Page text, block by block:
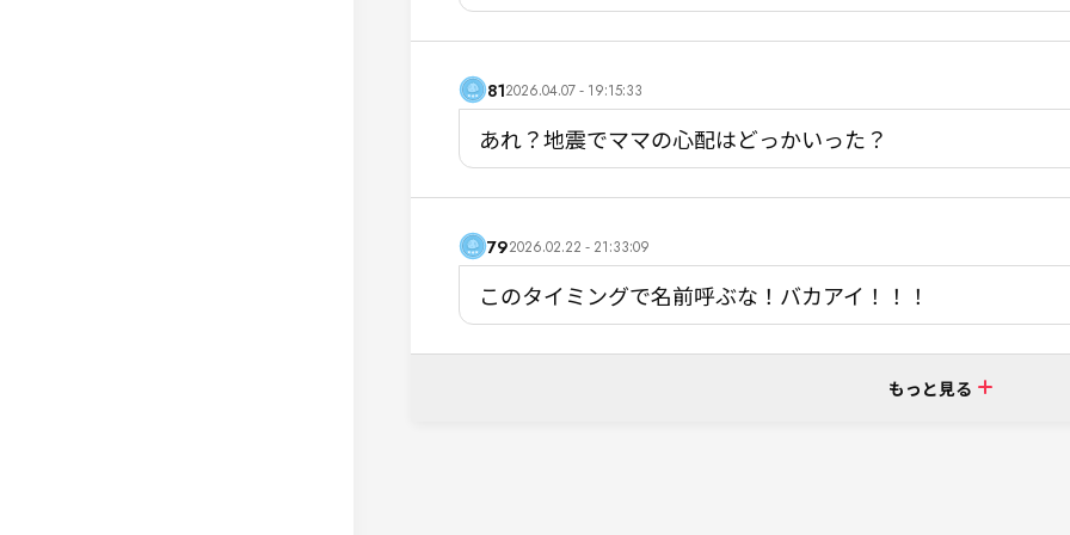
812026.04.07 - 19:15:33
あれ？地震でママの心配はどっかいった？
792026.02.22 - 21:33:09
このタイミングで名前呼ぶな！バカアイ！！！
もっと見る